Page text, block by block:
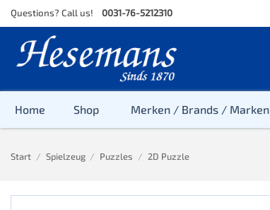
Skip
to
content
Questions? Call us! 0031-76-5212310
Home Shop Merken / Brands / Marken
Start / Spielzeug / Puzzles / 2D Puzzle